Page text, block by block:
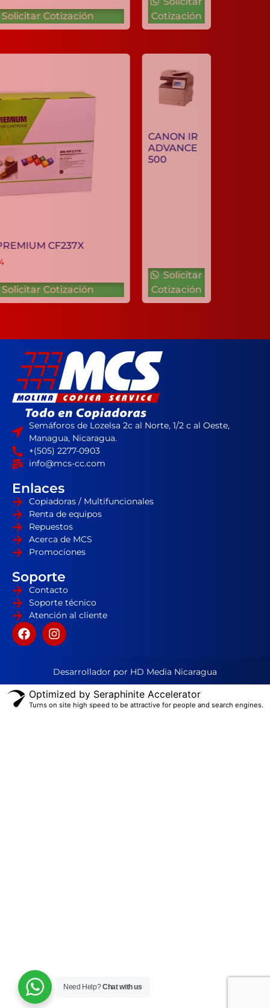
Solicitar Cotización
TONER PREMIUM CF237X
Solicitar Cotización
Semáforos de Lozelsa 2c al Norte, 1/2 c al Oeste,
Managua, Nicaragua.
+(505) 2277-0903
info@mcs-cc.com
Enlaces
Copiadoras / Multifuncionales
Renta de equipos
Repuestos
Acerca de MCS
Promociones
Soporte
Contacto
Soporte técnico
Atención al cliente
Desarrollador por HD Media Nicaragua
Need Help?Chat with us
Optimized by Seraphinite Accelerator
Turns on site high speed to be attractive for people and search engines.